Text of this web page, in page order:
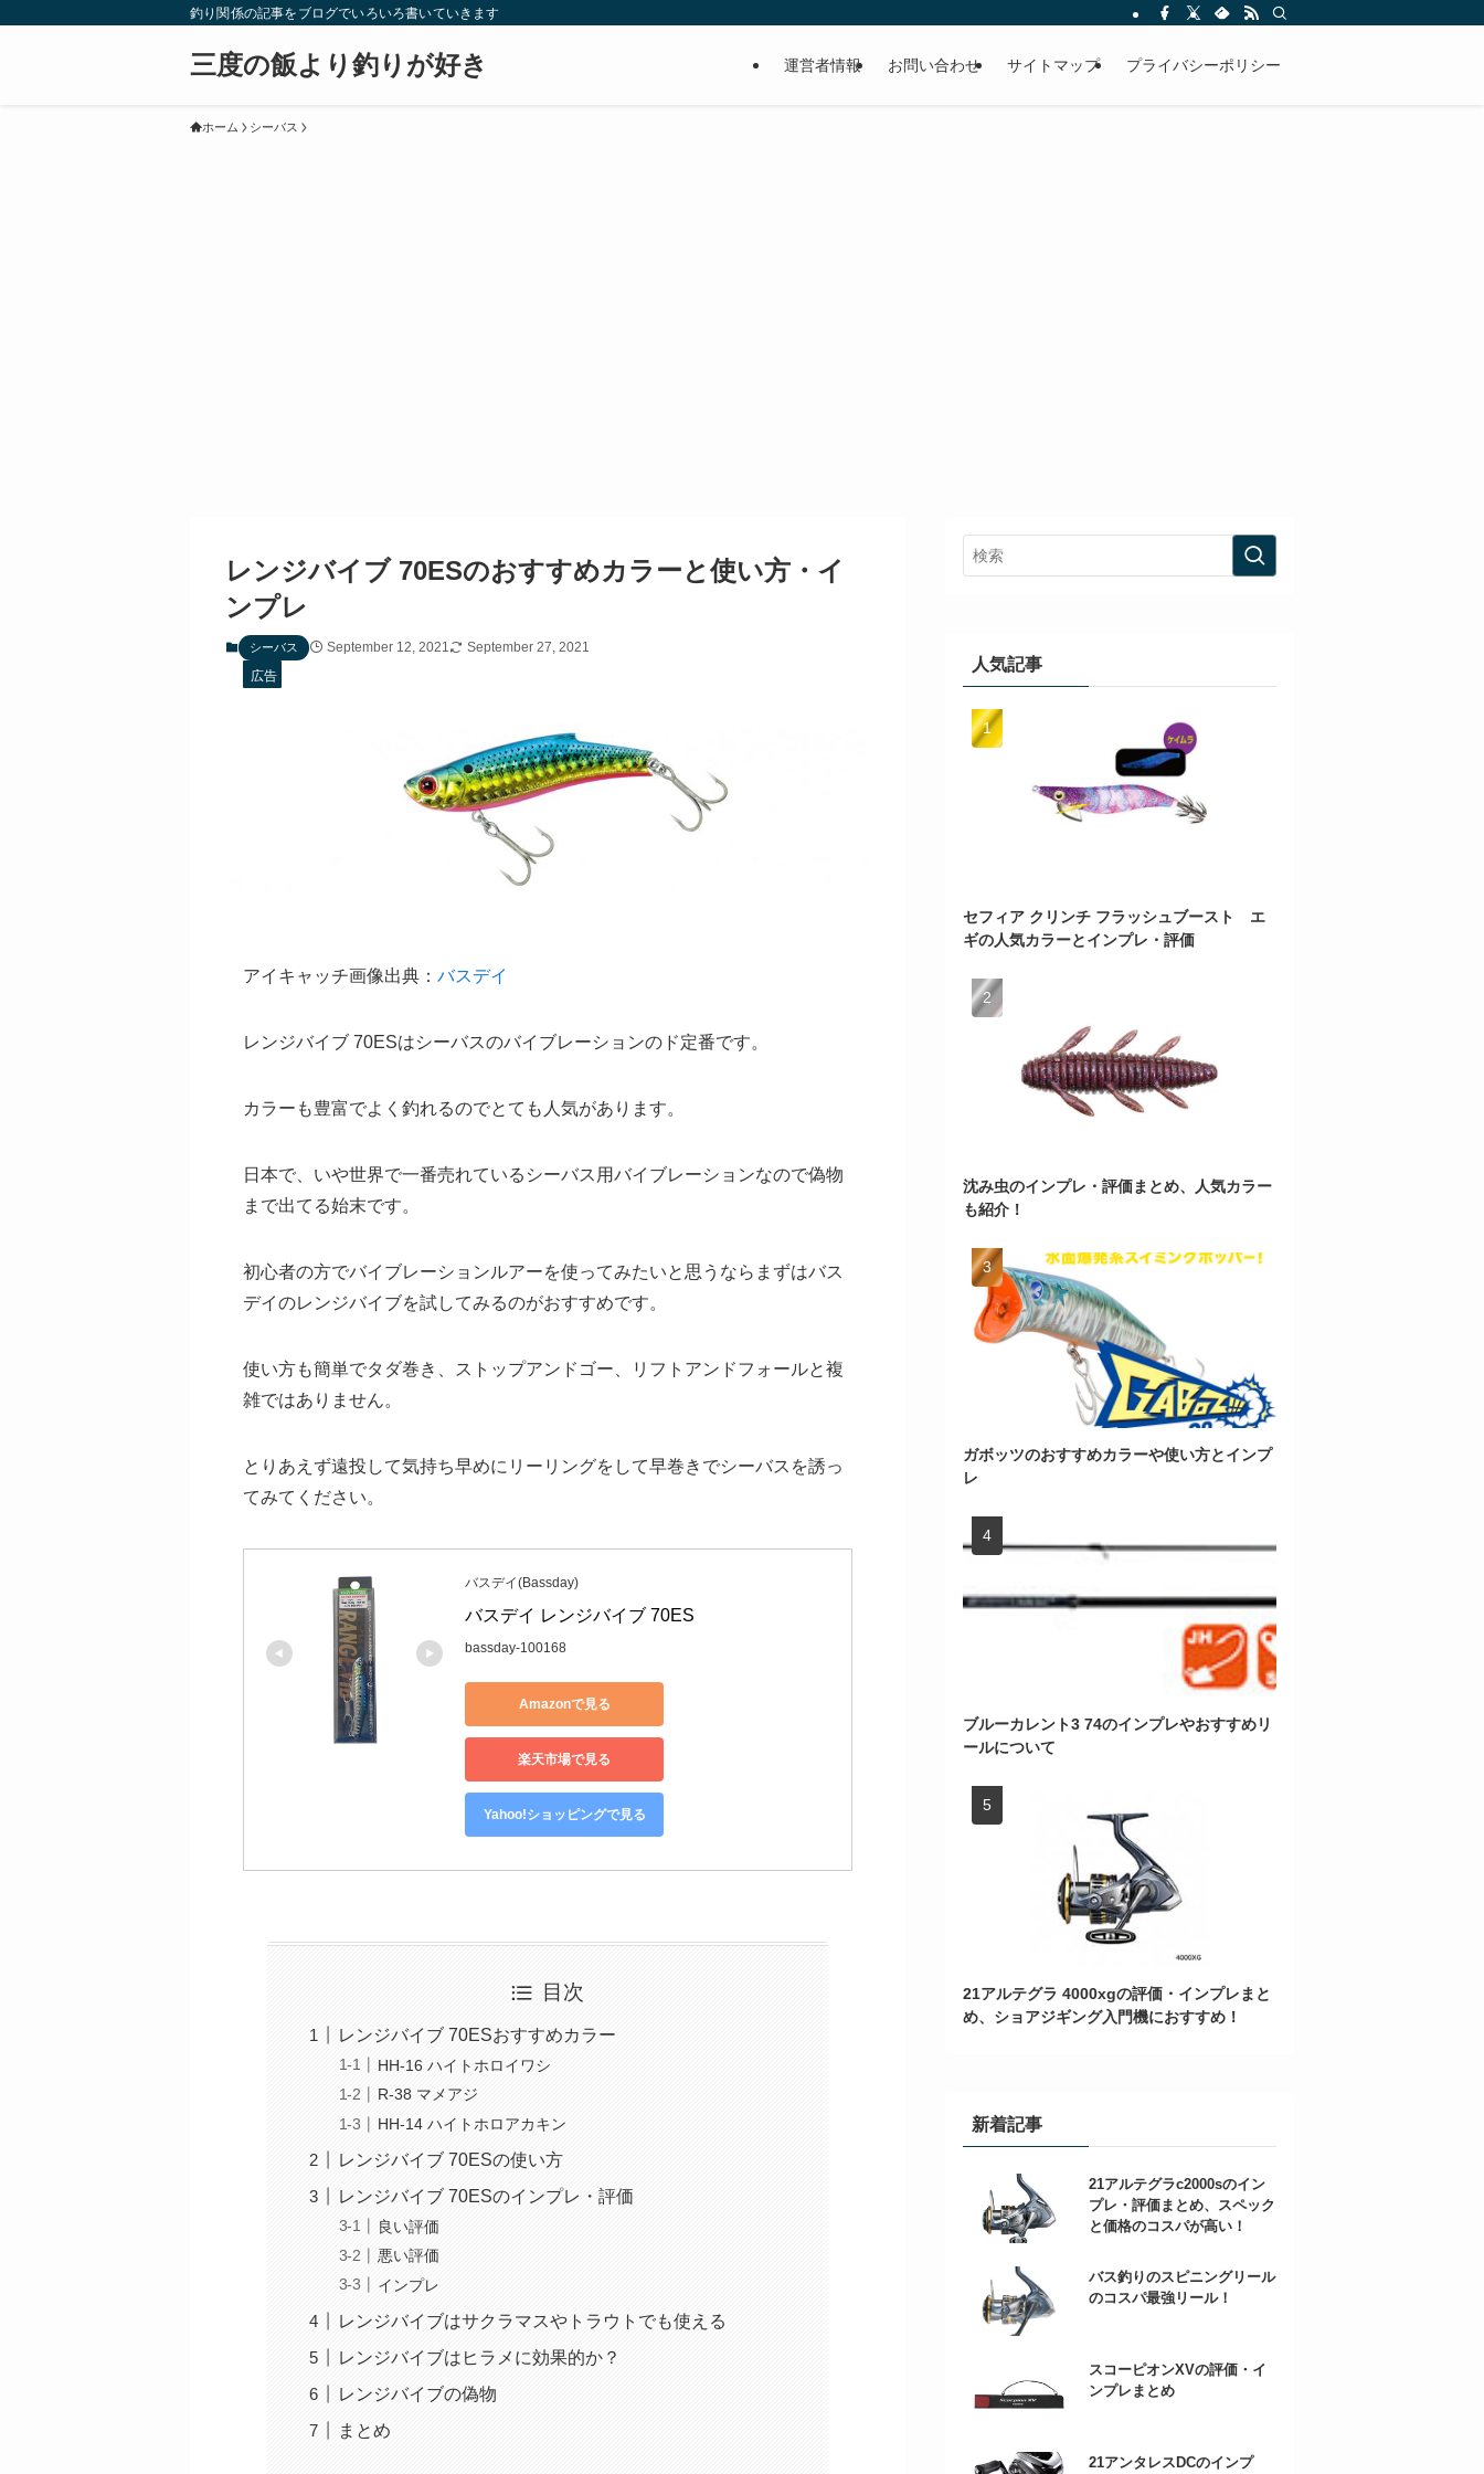
釣り関係の記事をブログでいろいろ書いていきます
三度の飯より釣りが好き 運営者情報 お問い合わせ サイトマップ プライバシーポリシー
ホーム シーバス
レンジバイブ 70ESのおすすめカラーと使い方・イ
ンプレ
シーバス September 12, 2021
September 27, 2021
広告
アイキャッチ画像出典： バスデイ
レンジバイブ 70ESはシーバスのバイブレーションのド定番です。
カラーも豊富でよく釣れるのでとても人気があります。
日本で、いや世界で一番売れているシーバス用バイブレーションなので偽物
まで出てる始末です。
初心者の方でバイブレーションルアーを使ってみたいと思うならまずはバス
デイのレンジバイブを試してみるのがおすすめです。
使い方も簡単でタダ巻き、ストップアンドゴー、リフトアンドフォールと複
雑ではありません。
とりあえず遠投して気持ち早めにリーリングをして早巻きでシーバスを誘っ
てみてください。
バスデイ(Bassday)
バスデイ レンジバイブ 70ES
bassday-100168
Amazonで見る
楽天市場で見る
Yahoo!ショッピングで見る
目次
レンジバイブ 70ESおすすめカラー
HH-16 ハイトホロイワシ
R-38 マメアジ
HH-14 ハイトホロアカキン
レンジバイブ 70ESの使い方
レンジバイブ 70ESのインプレ・評価
良い評価
悪い評価
インプレ
レンジバイブはサクラマスやトラウトでも使える
レンジバイブはヒラメに効果的か？
レンジバイブの偽物
まとめ
人気記事
セフィア クリンチ フラッシュブースト エ
ギの人気カラーとインプレ・評価
沈み虫のインプレ・評価まとめ、人気カラー
も紹介！
ガボッツのおすすめカラーや使い方とインプ
レ
ブルーカレント3 74のインプレやおすすめリ
ールについて
21アルテグラ 4000xgの評価・インプレまと
め、ショアジギング入門機におすすめ！
新着記事
21アルテグラc2000sのイン
プレ・評価まとめ、スペック
と価格のコスパが高い！
バス釣りのスピニングリール
のコスパ最強リール！
スコーピオンXVの評価・イ
ンプレまとめ
21アンタレスDCのインプ